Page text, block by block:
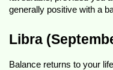
generally positive with a
Libra
Balance returns to your